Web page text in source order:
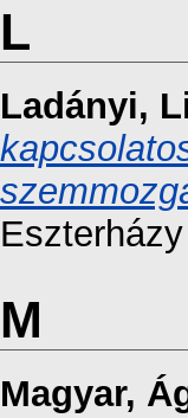
L
Ladányi,
M
Magyar,